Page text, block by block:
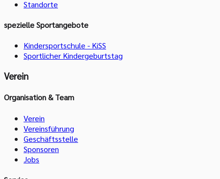
Standorte
spezielle Sportangebote
Kindersportschule - KiSS
Sportlicher Kindergeburtstag
Verein
Organisation & Team
Verein
Vereinsführung
Geschäftsstelle
Sponsoren
Jobs